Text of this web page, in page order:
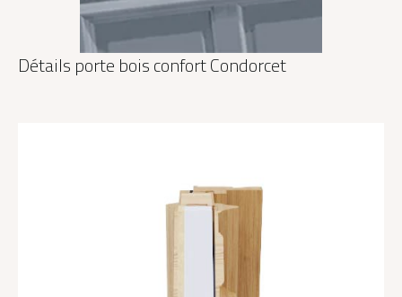
Détails porte bois confort Condorcet